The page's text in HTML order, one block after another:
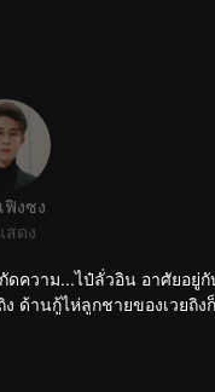
ฟิงซง
สดง
ความ...ไป๋ลั่วอิน อาศัยอ
ด้านกู้ไห่ลูกชายของเวยถิ
จะสบอารมณ์มาพบกันในโ